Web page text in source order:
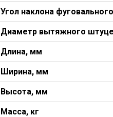
Угол наклона
Диаметр вытяжного
Длина, мм
Ширина, мм
Высота, мм
Масса, кг